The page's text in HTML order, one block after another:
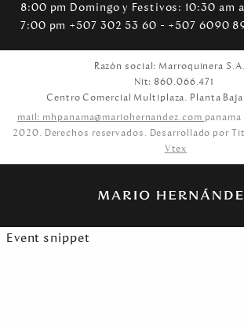
8:00 pm Domingo y Festivos: 10:30 am a
7:00 pm +507 302 53 60 - +507 6090
Razón social: Marroquinera
Nit: 860.066.471
Centro Comercial Multiplaza. Planta
mail: mhpanama@mariohernandez.com
2020. Derechos reservados. Desarrollado por
Vtex
Event snippet